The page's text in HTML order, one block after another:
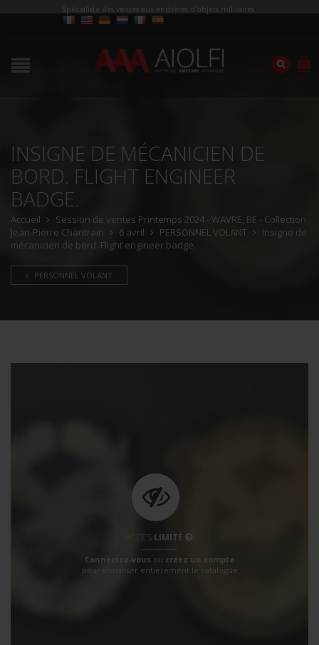
Spécialiste des ventes aux enchères d'objets militaires
INSIGNE DE MÉCANICIEN DE
BORD. FLIGHT ENGINEER
BADGE.
Accueil
Session de ventes Printemps 2024 - WAVRE, BE - Collection
Jean-Pierre Chantrain
6 avril PERSONNEL VOLANT
Insigne de
mécanicien de bord. Flight engineer badge.
PERSONNEL VOLANT
ACCÈS LIMITÉ
Connectez-vous ou créez un compte
pour visualiser entièrement le catalogue